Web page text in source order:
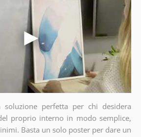
soluzione perfetta per chi desidera
proprio interno in modo semplice,
Basta un solo poster per dare un